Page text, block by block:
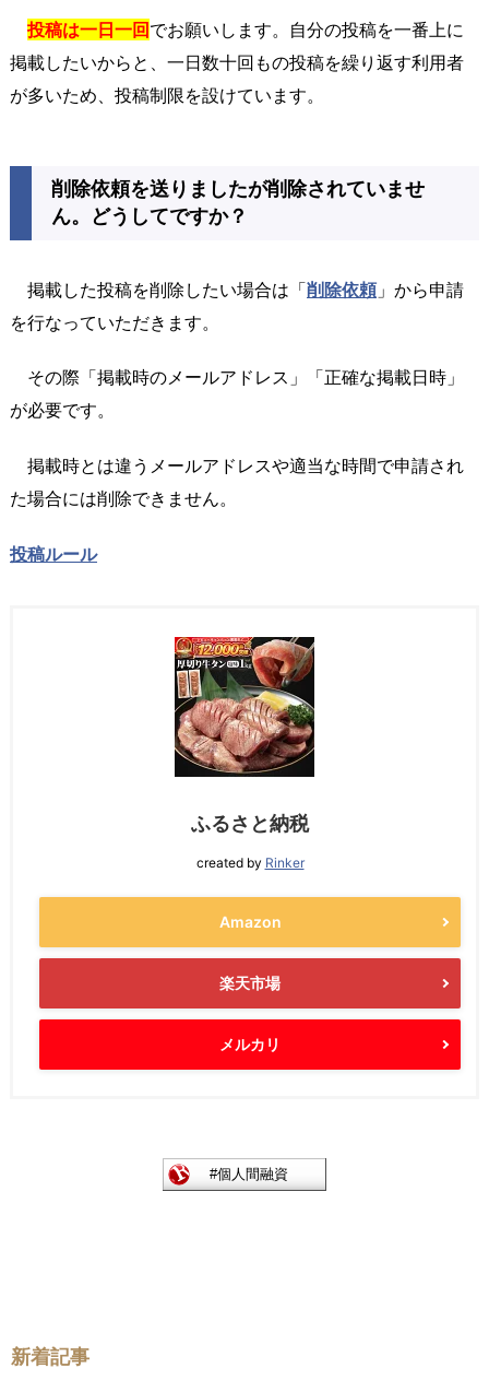
投稿は一日一回でお願いします。自分の投稿を一番上に
掲載したいからと、一日数十回もの投稿を繰り返す利用者
が多いため、投稿制限を設けています。
削除依頼を送りましたが削除されていませ
ん。どうしてですか？
掲載した投稿を削除したい場合は「削除依頼 」から申請
を行なっていただきます。
その際「掲載時のメールアドレス」「正確な掲載日時」
が必要です。
掲載時とは違うメールアドレスや適当な時間で申請され
た場合には削除できません。
投稿ルール
ふるさと納税
created by Rinker
Amazon
楽天市場
メルカリ
新着記事